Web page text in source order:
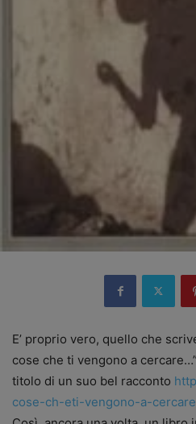
E’ proprio vero, quello che
cose che ti vengono a
titolo di un suo bel racconto
cose-ch-eti-vengono-a-